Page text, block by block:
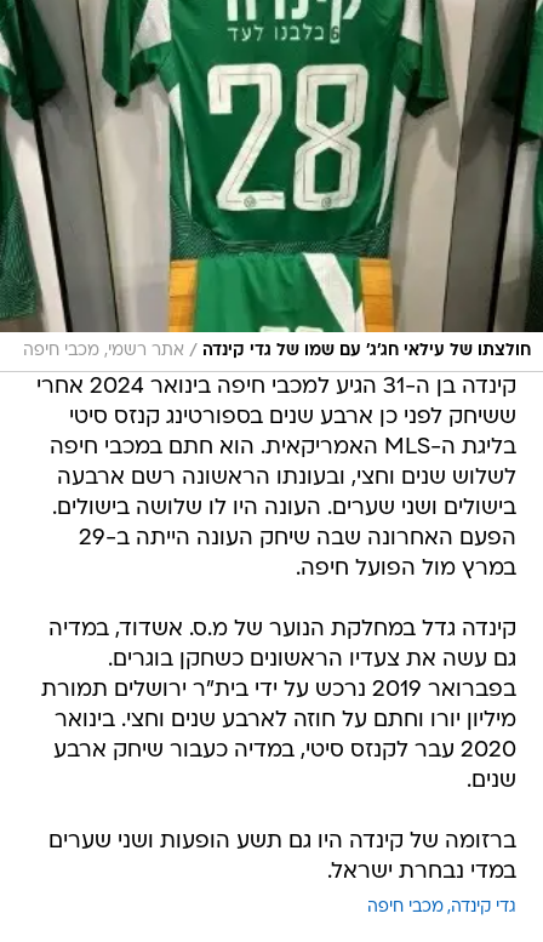
חולצתו של עילאי חג'ג' עם שמו של גדי קינדה / אתר רשמי, מכבי חיפה
קינדה בן ה-31 הגיע למכבי חיפה בינואר 2024 אחרי
ששיחק לפני כן ארבע שנים בספורטינג קנזס סיטי
בליגת ה-MLS האמריקאית. הוא חתם במכבי חיפה
לשלוש שנים וחצי, ובעונתו הראשונה רשם ארבעה
בישולים ושני שערים. העונה היו לו שלושה בישולים.
הפעם האחרונה שבה שיחק העונה הייתה ב-29
במרץ מול הפועל חיפה.
קינדה גדל במחלקת הנוער של מ.ס. אשדוד, במדיה
גם עשה את צעדיו הראשונים כשחקן בוגרים.
בפברואר 2019 נרכש על ידי בית"ר ירושלים תמורת
מיליון יורו וחתם על חוזה לארבע שנים וחצי. בינואר
2020 עבר לקנזס סיטי, במדיה כעבור שיחק ארבע
שנים.
ברזומה של קינדה היו גם תשע הופעות ושני שערים
במדי נבחרת ישראל.
גדי קינדה מכבי חיפה